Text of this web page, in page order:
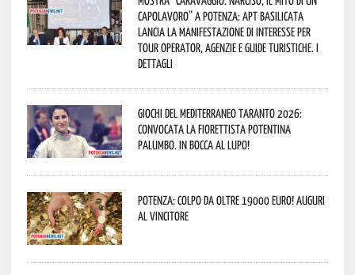
capolavoro” a Potenza: APT Basilicata
lancia la manifestazione di interesse per
Tour Operator, Agenzie e Guide Turistiche. I
dettagli
Giochi del Mediterraneo Taranto 2026:
convocata la fiorettista potentina
Palumbo. In bocca al lupo!
Potenza: colpo da oltre 19000 Euro! Auguri
al vincitore